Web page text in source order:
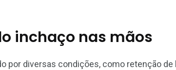
inchaço nas mãos
por diversas condições, como retenção de